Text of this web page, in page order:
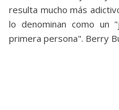
resulta mucho más
lo denominan como un
primera persona". Berry